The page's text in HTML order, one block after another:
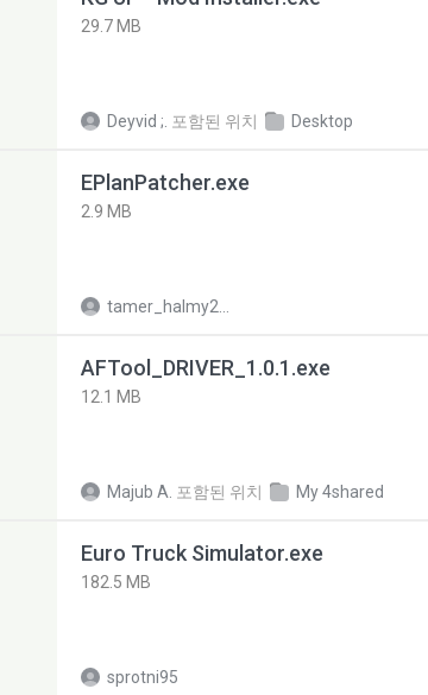
29.7 MB
Deyvid ;. 포함된 위치 Desktop
EPlanPatcher.exe
2.9 MB
AFTool_DRIVER_1.0.1.exe
12.1 MB
Majub A. 포함된 위치 My 4shared
Euro Truck Simulator.exe
182.5 MB
sprotni95